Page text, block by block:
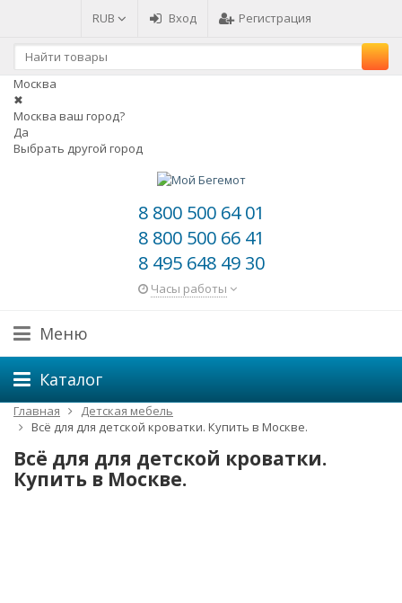
RUB Вход Регистрация
Москва
✖
Москва ваш город?
Да
Выбрать другой город
8 800 500 64 01
8 800 500 66 41
8 495 648 49 30
Часы работы
Меню
Каталог
Главная
Детская мебель
Всё для для детской кроватки. Купить в Москве.
Всё для для детской кроватки.
Купить в Москве.